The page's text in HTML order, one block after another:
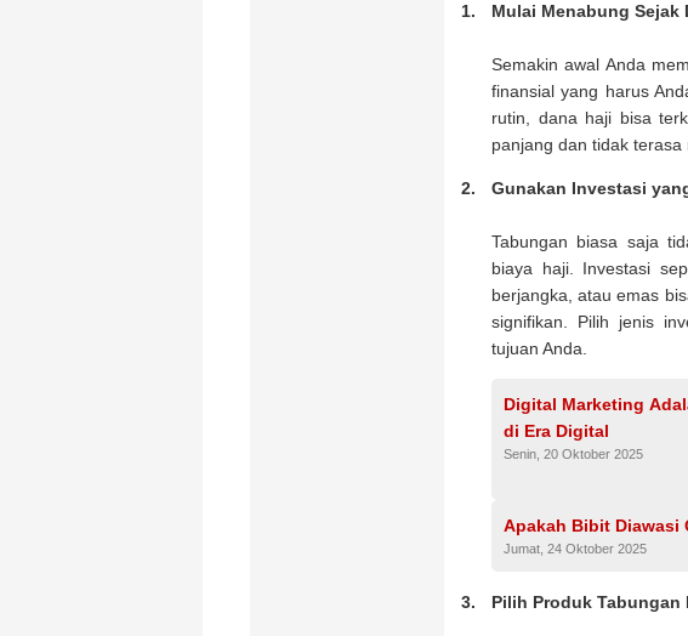
Mulai Menabung Sejak
Semakin awal Anda
finansial yang harus
rutin, dana haji bisa
panjang dan tidak terasa
Gunakan Investasi
Tabungan biasa saja
biaya haji. Investasi
berjangka, atau emas
signifikan. Pilih jenis
tujuan Anda.
Digital Marketing
di Era Digital
Senin, 20 Oktober 2025
Apakah Bibit Diawasi
Jumat, 24 Oktober 2025
Pilih Produk Tabungan